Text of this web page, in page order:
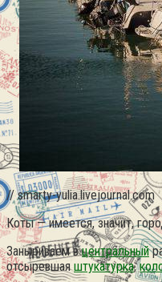
// smarty-yulia.livejournal.com
Коты — имеется, значит,
Заныриваем вцентральный
отсыревшаяштукатурка,